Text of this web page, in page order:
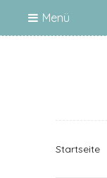
Menü
Startseite